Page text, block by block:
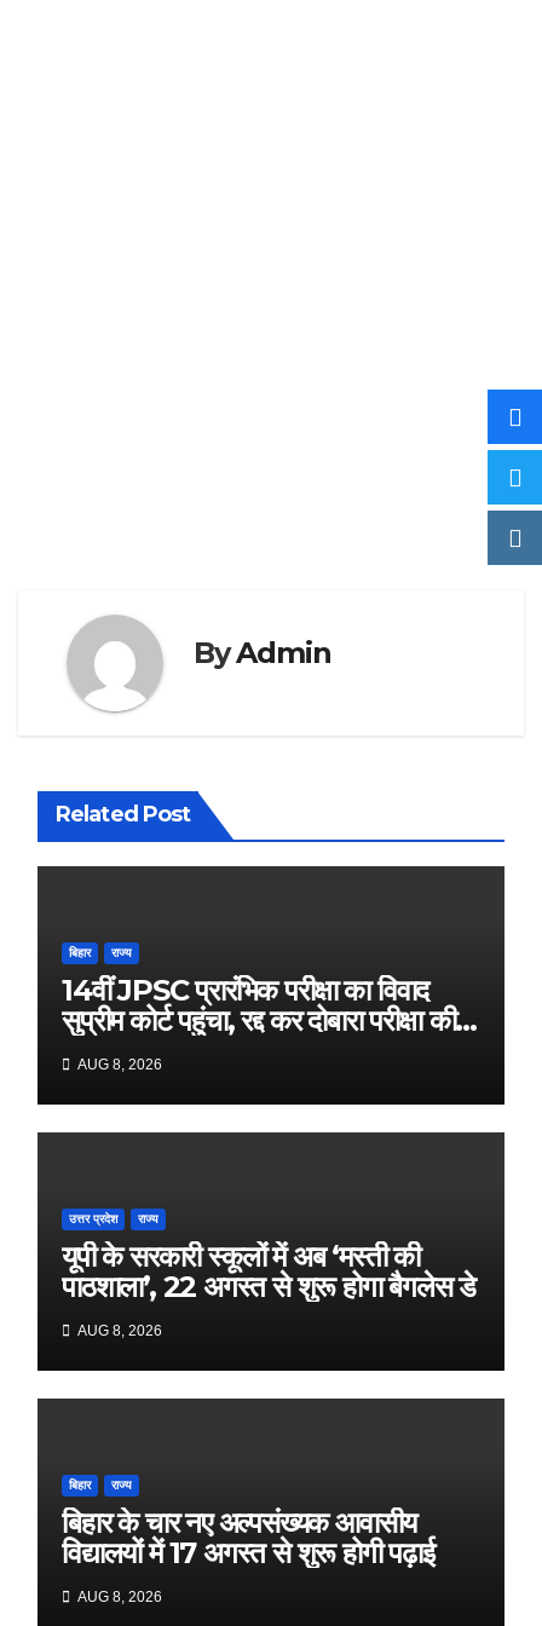
ByAdmin
Related Post
बिहार राज्य
14वीं JPSC प्रारंभिक परीक्षा का विवाद
सुप्रीम कोर्ट पहुंचा, रद्द कर दोबारा परीक्षा की
मांगAUG 8, 2026
उत्तर प्रदेश राज्य
यूपी के सरकारी स्कूलों में अब ‘मस्ती की
पाठशाला’, 22 अगस्त से शुरू होगा बैगलेस डे
AUG 8, 2026
बिहार राज्य
बिहार के चार नए अल्पसंख्यक आवासीय
विद्यालयों में 17 अगस्त से शुरू होगी पढ़ाई
AUG 8, 2026